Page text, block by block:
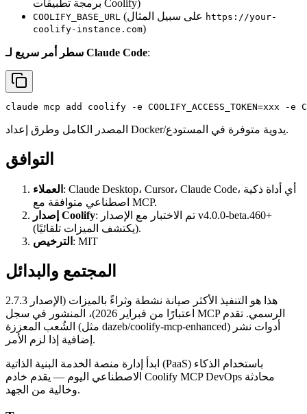
برمجة تطبيقات Coolify)
COOLIFY_BASE_URL
https://your-
coolify-instance.com)
سطر أمر سريع لـ Claude Code:
المصدر الكامل وطرق إعداد Docker/يدوية متوفرة في المستودع.
التوافق
العملاء : Claude Desktop، Cursor، Claude Code، أي أداة ذكية
اصطناعي متوافقة مع MCP.
إصدار Coolify: تم الاختبار مع الإصدار v4.0.0-beta.460+
(يكتشف الميزات تلقائيًا).
الترخيص : MIT
المجتمع والبدائل
هذا هو التنفيذ الأكثر صيانة نشطة وثراءً بالميزات (الإصدار 2.7.3
اعتبارًا من فبراير 2026)، المنشور في سجل MCP الرسمي. تقدم
الشُعب المعززة (مثل dazeb/coolify-mcp-enhanced) أدوات نشر
إضافية إذا لزم الأمر.
ابدأ إدارة منصة الخدمة البنية الذاتية (PaaS) باستخدام الذكاء
الاصطناعي اليوم — يقدم خادم Coolify MCP DevOps محادثة
وخالية من الجهد.